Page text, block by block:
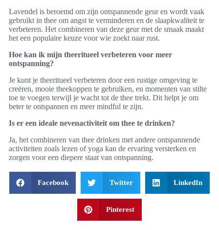
Lavendel is beroemd om zijn ontspannende geur en wordt vaak
gebruikt in thee om angst te verminderen en de slaapkwaliteit te
verbeteren. Het combineren van deze geur met de smaak maakt
het een populaire keuze voor wie zoekt naar rust.
Hoe kan ik mijn theeritueel verbeteren voor meer
ontspanning?
Je kunt je theeritueel verbeteren door een rustige omgeving te
creëren, mooie theekoppen te gebruiken, en momenten van stilte
toe te voegen terwijl je wacht tot de thee trekt. Dit helpt je om
beter te ontspannen en meer mindful te zijn.
Is er een ideale nevenactiviteit om thee te drinken?
Ja, het combineren van thee drinken met andere ontspannende
activiteiten zoals lezen of yoga kan de ervaring versterken en
zorgen voor een diepere staat van ontspanning.
Facebook Twitter LinkedIn
Pinterest